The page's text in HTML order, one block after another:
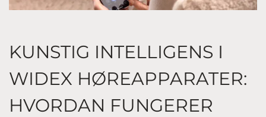
KUNSTIG INTELLIGENS I
WIDEX HØREAPPARATER:
HVORDAN FUNGERER